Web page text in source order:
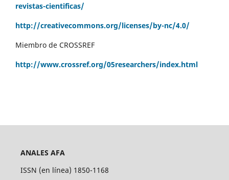
revistas-cientificas/
http://creativecommons.org/licenses/by-nc/4.0/
Miembro de CROSSREF
http://www.crossref.org/05researchers/index.html
ANALES AFA
ISSN (en línea) 1850-1168